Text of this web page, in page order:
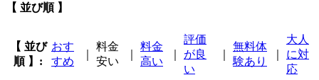
【 並び順 】
【 並び
順 】:
おす
すめ
料金
安い
料金
高い
評価
が良
い
無料体
験あり
大人
に対
応